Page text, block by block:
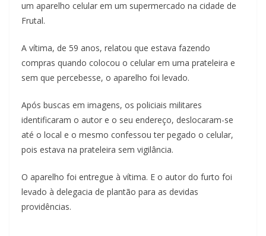
um aparelho celular em um supermercado na cidade de
Frutal.
A vítima, de 59 anos, relatou que estava fazendo
compras quando colocou o celular em uma prateleira e
sem que percebesse, o aparelho foi levado.
Após buscas em imagens, os policiais militares
identificaram o autor e o seu endereço, deslocaram-se
até o local e o mesmo confessou ter pegado o celular,
pois estava na prateleira sem vigilância.
O aparelho foi entregue à vítima. E o autor do furto foi
levado à delegacia de plantão para as devidas
providências.